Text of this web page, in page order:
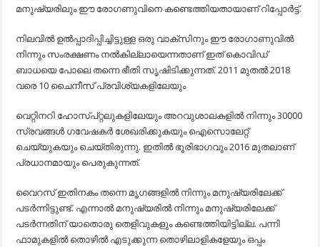
മനുഷ്യരിലും ഈ രോഗണുവിനെ കണ്ടെത്തിയതായാണ് റിപ്പോര്‍ട്ട്.
നിലവില്‍ ഉല്‍പ്പാദിപ്പിച്ചിട്ടുള്ള ഒരു വാക്‌സിനും ഈ രോഗാണുവില്‍
നിന്നും സംരക്ഷണം നല്‍കില്ലായെന്നതാണ് ഇത് കൊവിഡ്
ബാധയെ പോലെ തന്നെ ഭീതി സൃഷിടിക്കുന്നത്. 2011 മുതല്‍ 2018
വരെ 10 ചൈനീസ് പ്രവിശ്യകളിലേയും
വെറ്റിനറി ഹോസ്പ്റ്റലുകളിലേയും അറവുശാലകളില്‍ നിന്നും 30000
സ്രവങ്ങള്‍ ഗവേഷകര്‍ ശേഖരിക്കുകയും ഐസൊലേറ്റ്
ചെയ്യുകയും ചെയ്തിരുന്നു. ഇതില്‍ ഭൂരിഭാഗവും 2016 മുതലാണ്
പ്രധാനമായും പെരുകുന്നത്.
വൈറസ് ഇതിനകം തന്നെ മൃഗങ്ങളില്‍ നിന്നും മനുഷ്യരിലേക്ക്
പടര്‍ന്നിട്ടുണ്ട്. എന്നാല്‍ മനുഷ്യരില്‍ നിന്നും മനുഷ്യരിലേക്ക്
പടര്‍ന്നതിന് യാതൊരു തെളിവുകളും കണ്ടെത്തിയിട്ടില്ല. പന്നി
ഫാമുകളില്‍ തൊഴില്‍ എടുക്കുന്ന തൊഴിലാളികളേയും ഒപ്പം